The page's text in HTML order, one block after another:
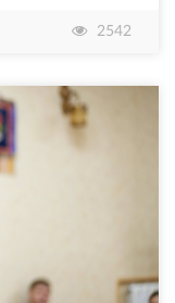
2542